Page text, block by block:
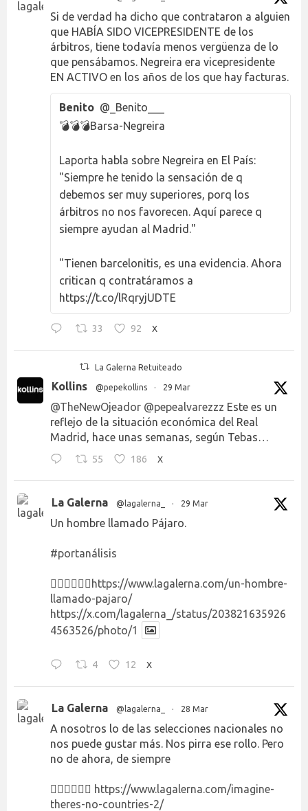
Si de verdad ha dicho que contrataron a alguien
que HABÍA SIDO VICEPRESIDENTE de los
árbitros, tiene todavía menos vergüenza de lo
que pensábamos. Negreira era vicepresidente
EN ACTIVO en los años de los que hay facturas.
Benito @_Benito___
💣💣💣Barsa-Negreira
Laporta habla sobre Negreira en El País:
"Siempre he tenido la sensación de q
debemos ser muy superiores, porq los
árbitros no nos favorecen. Aquí parece q
siempre ayudan al Madrid."
"Tienen barcelonitis, es una evidencia. Ahora
critican q contratáramos a
https://t.co/lRqryjUDTE
33 92 X
La Galerna Retuiteado
Kollins @pepekollins · 29 Mar
@TheNewOjeador @pepealvarezzz Este es un
reflejo de la situación económica del Real
Madrid, hace unas semanas, según Tebas…
55 186 X
La Galerna @lagalerna_ · 29 Mar
Un hombre llamado Pájaro.
#portanálisis
👉🏻👉🏻👉🏻 https://www.lagalerna.com/un-hombre-
llamado-pajaro/
https://x.com/lagalerna_/status/203821635926
4563526/photo/1
4 12 X
La Galerna @lagalerna_ · 28 Mar
A nosotros lo de las selecciones nacionales no
nos puede gustar más. Nos pirra ese rollo. Pero
no de ahora, de siempre
👉🏻👉🏻👉🏻 https://www.lagalerna.com/imagine-
theres-no-countries-2/